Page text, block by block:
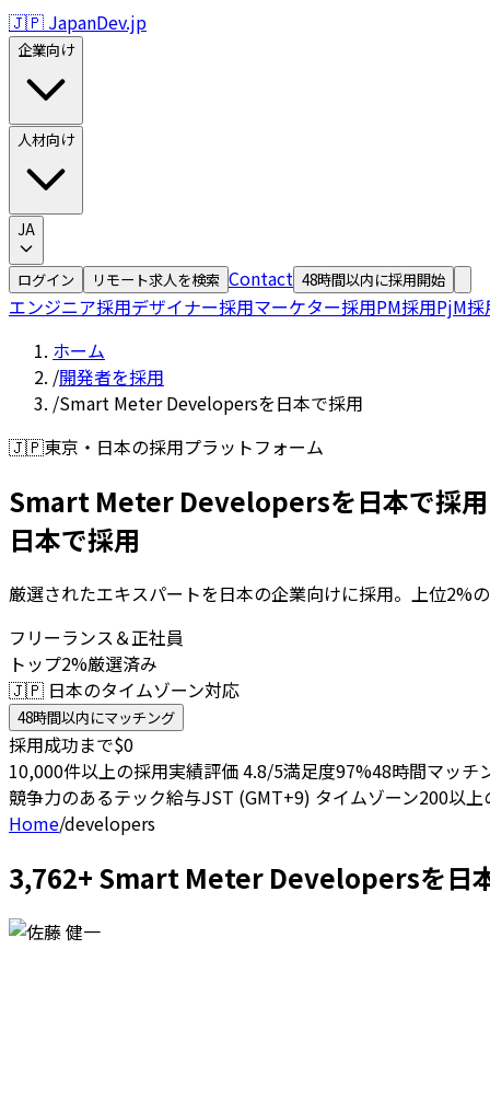
🇯🇵 JapanDev.jp
企業向け
人材向け
JA
ログイン リモート求人を検索 Contact 48時間以内に採用開始
エンジニア採用デザイナー採用マーケター採用PM採用PjM採
ホーム
/開発者を採用
/Smart Meter Developersを日本で採用
🇯🇵東京・日本の採用プラットフォーム
Smart Meter Developersを日本で採
日本で採用
厳選されたエキスパートを日本の企業向けに採用。上位2%
フリーランス＆正社員
トップ2%厳選済み
🇯🇵 日本のタイムゾーン対応
48時間以内にマッチング
採用成功まで$0
10,000件以上の採用実績評価 4.8/5満足度97%48時間マッチ
競争力のあるテック給与JST (GMT+9) タイムゾーン200以上
Home/developers
3,762+ Smart Meter Developersを日